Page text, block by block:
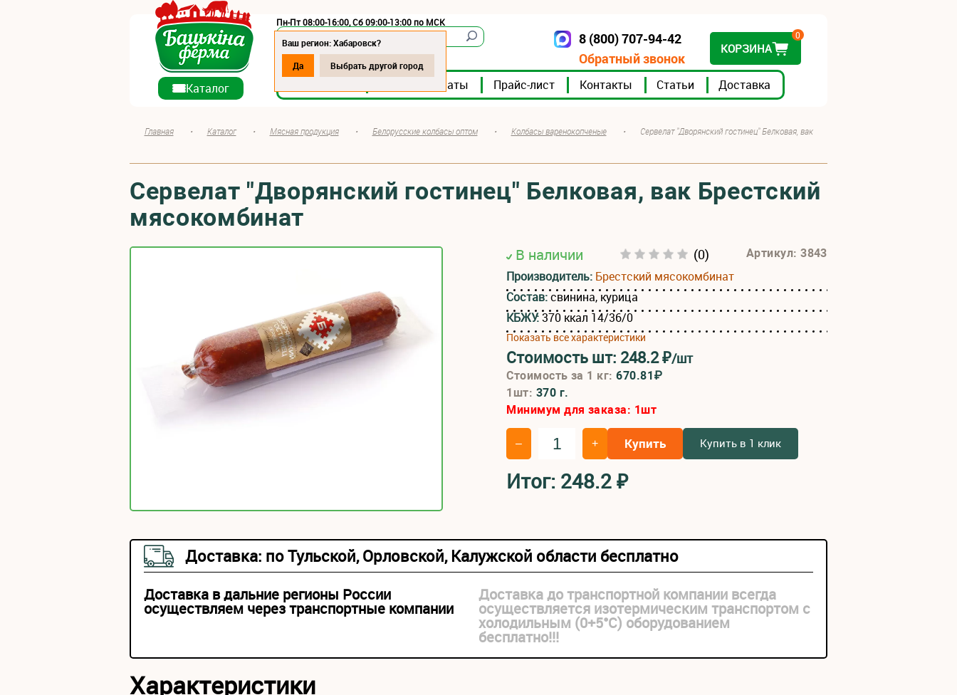
Пн-Пт 08:00-16:00, Сб 09:00-13:00 по МСК
Мясокомбинаты Прайс-лист Контакты Статьи Доставка
8 (800) 707-94-42
Обратный звонок
КОРЗИНА
0
Ваш регион: Хабаровск?
Да
Выбрать другой город
Каталог
Главная • Каталог • Мясная продукция • Белорусские колбасы оптом • Колбасы варенокопченые • Сервелат "Дворянский гостинец" Белковая, вак
Сервелат "Дворянский гостинец" Белковая, вак Брестский
мясокомбинат
В наличии (0) Артикул: 3843
Производитель: Брестский мясокомбинат
Состав:свинина, курица
КБЖУ:370 ккал 14/36/0
Показать все характеристики
Стоимость шт: 248.2₽/шт
Стоимость за 1 кг:670.81₽
1шт: 370 г.
Минимум для заказа: 1шт
– + Купить Купить в 1 клик
Итог: 248.2₽
Доставка: по Тульской, Орловской, Калужской области бесплатно
Доставка в дальние регионы России
осуществляем через транспортные компании
Доставка до транспортной компании всегда
осуществляется изотермическим транспортом с
холодильным (0+5°С) оборудованием
бесплатно!!!
Характеристики